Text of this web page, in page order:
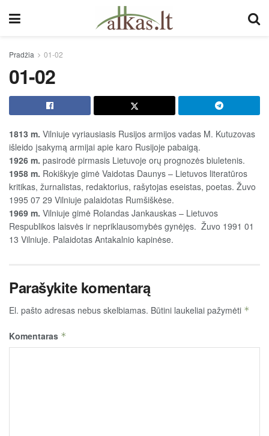
Pradžia 01-02
01-02
1813 m. Vilniuje vyriausiasis Rusijos armijos vadas M. Kutuzovas
išleido įsakymą armijai apie karo Rusijoje pabaigą.
1926 m. pasirodė pirmasis Lietuvoje orų prognozės biuletenis.
1958 m. Rokiškyje gimė Vaidotas Daunys – Lietuvos literatūros
kritikas, žurnalistas, redaktorius, rašytojas eseistas, poetas. Žuvo
1995 07 29 Vilniuje palaidotas Rumšiškėse.
1969 m. Vilniuje gimė Rolandas Jankauskas – Lietuvos
Respublikos laisvės ir nepriklausomybės gynėjęs. Žuvo 1991 01
13 Vilniuje. Palaidotas Antakalnio kapinėse.
Parašykite komentarą
El. pašto adresas nebus skelbiamas. Būtini laukeliai pažymėti *
Komentaras *